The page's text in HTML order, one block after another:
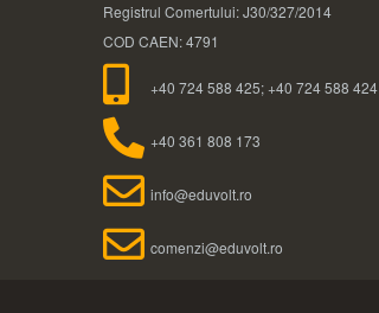
Registrul Comertului: J30/327/2014
COD CAEN: 4791
+40 724 588 425; +40 724 588 424
+40 361 808 173
info@eduvolt.ro
comenzi@eduvolt.ro